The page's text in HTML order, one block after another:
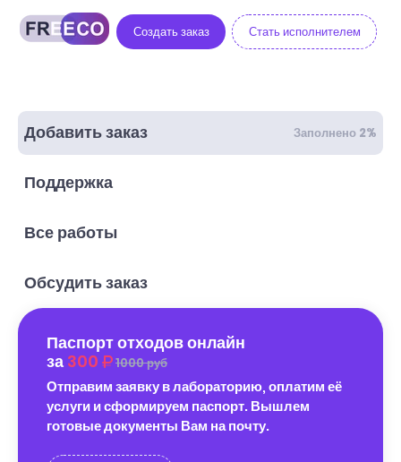
Создать заказ Стать исполнителем
Добавить заказ Заполнено 2%
Поддержка
Все работы
Обсудить заказ
Паспорт отходов онлайн
за 300 1000 руб
Отправим заявку в лабораторию, оплатим её
услуги и сформируем паспорт. Вышлем
готовые документы Вам на почту.